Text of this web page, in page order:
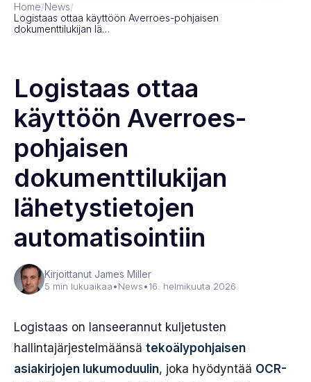
Home/News/
Logistaas ottaa käyttöön Averroes-pohjaisen
dokumenttilukijan lä…
Logistaas ottaa
käyttöön Averroes-
pohjaisen
dokumenttilukijan
lähetystietojen
automatisointiin
Kirjoittanut James Miller
5 min lukuaikaa•News•16. helmikuuta 2026
Logistaas on lanseerannut kuljetusten
hallintajärjestelmäänsä tekoälypohjaisen
asiakirjojen lukumoduulin, joka hyödyntää OCR-